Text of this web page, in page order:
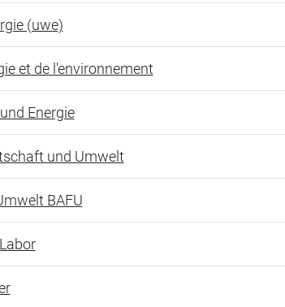
(uwe)
et de l'environnement
Energie
und Umwelt
BAFU